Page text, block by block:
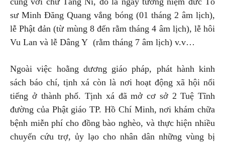
sư Minh Đăng Quang vắng bóng (01 tháng 2 âm lịch),
lễ Phật đản (từ mùng 8 đến rằm tháng 4 âm lịch), lễ hôi
Vu Lan và lễ Dâng Y (rằm tháng 7 âm lịch) v.v…
Ngoài việc hoằng dương giáo pháp, phát hành kinh
sách báo chí, tịnh xá còn là nơi hoạt động xã hội nổi
tiếng ở thành phố. Tịnh xá đã mở cơ sở 2 Tuệ Tĩnh
đường của Phật giáo TP. Hồ Chí Minh, nơi khám chữa
bệnh miễn phí cho đồng bào nghèo, và thực hiện nhiều
chuyến cứu trợ, ủy lạo cho nhân dân những vùng bị